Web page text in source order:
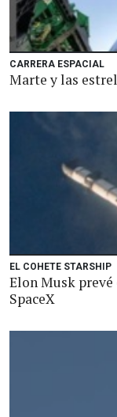
CARRERA ESPACIAL
Marte y las
EL COHETE STARSHIP
Elon Musk
SpaceX